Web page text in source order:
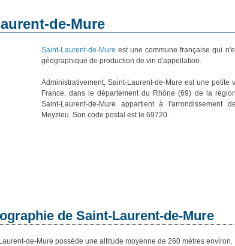
de-Mure
Saint-Laurent-de-Mure est une commune française qui
géographique de production de vin d'appellation.
Administrativement, Saint-Laurent-de-Mure est une petite
France, dans le département du Rhône (69) de la
Saint-Laurent-de-Mure appartient à
Meyzieu. Son code postal est le 69720.
de Saint-Laurent-de-Mure
de-Mure possède une altitude moyenne de 260 mètres